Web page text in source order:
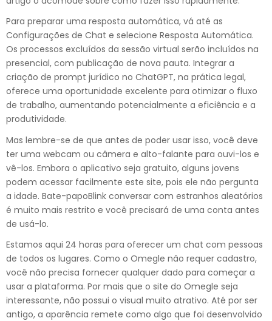
Para preparar uma resposta automática, vá até as
Configurações de Chat e selecione Resposta Automática.
Os processos excluídos da sessão virtual serão incluídos na
presencial, com publicação de nova pauta. Integrar a
criação de prompt jurídico no ChatGPT, na prática legal,
oferece uma oportunidade excelente para otimizar o fluxo
de trabalho, aumentando potencialmente a eficiência e a
produtividade.
Mas lembre-se de que antes de poder usar isso, você deve
ter uma webcam ou câmera e alto-falante para ouvi-los e
vê-los. Embora o aplicativo seja gratuito, alguns jovens
podem acessar facilmente este site, pois ele não pergunta
a idade. Bate-papoBlink conversar com estranhos aleatórios
é muito mais restrito e você precisará de uma conta antes
de usá-lo.
Estamos aqui 24 horas para oferecer um chat com pessoas
de todos os lugares. Como o Omegle não requer cadastro,
você não precisa fornecer qualquer dado para começar a
usar a plataforma. Por mais que o site do Omegle seja
interessante, não possui o visual muito atrativo. Até por ser
antigo, a aparência remete como algo que foi desenvolvido